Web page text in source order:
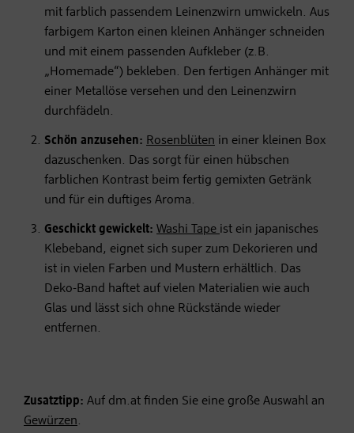
mit farblich passendem Leinenzwirn umwickeln. Aus
farbigem Karton einen kleinen Anhänger schneiden
und mit einem passenden Aufkleber (z.B.
„Homemade“) bekleben. Den fertigen Anhänger mit
einer Metallöse versehen und den Leinenzwirn
durchfädeln.
Schön anzusehen: Rosenblüten in einer kleinen Box
dazuschenken. Das sorgt für einen hübschen
farblichen Kontrast beim fertig gemixten Getränk
und für ein duftiges Aroma.
Geschickt gewickelt: Washi Tape ist ein japanisches
Klebeband, eignet sich super zum Dekorieren und
ist in vielen Farben und Mustern erhältlich. Das
Deko-Band haftet auf vielen Materialien wie auch
Glas und lässt sich ohne Rückstände wieder
entfernen.
Zusatztipp: Auf dm.at finden Sie eine große Auswahl an
Gewürzen.